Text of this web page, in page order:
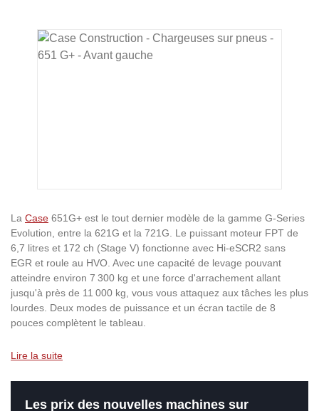
Ignorer la galerie d'images
La Case 651G+ est le tout dernier modèle de la gamme G-Series
Evolution, entre la 621G et la 721G. Le puissant moteur FPT de
6,7 litres et 172 ch (Stage V) fonctionne avec Hi-eSCR2 sans
EGR et roule au HVO. Avec une capacité de levage pouvant
atteindre environ 7 300 kg et une force d'arrachement allant
jusqu'à près de 11 000 kg, vous vous attaquez aux tâches les plus
lourdes. Deux modes de puissance et un écran tactile de 8
pouces complètent le tableau.
Lire la suite
Les prix des nouvelles machines sur